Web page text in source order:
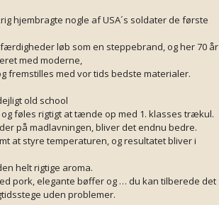
hjembragte nogle af USA´s soldater de første
løb som en steppebrand, og her 70 år
med moderne,
fremstilles med vor tids bedste materialer.
old school
føles rigtigt at tænde op med 1. klasses trækul.
på madlavningen, bliver det endnu bedre.
at styre temperaturen, og resultatet bliver i
helt rigtige aroma.
pork, elegante bøffer og … du kan tilberede det
uden problemer.